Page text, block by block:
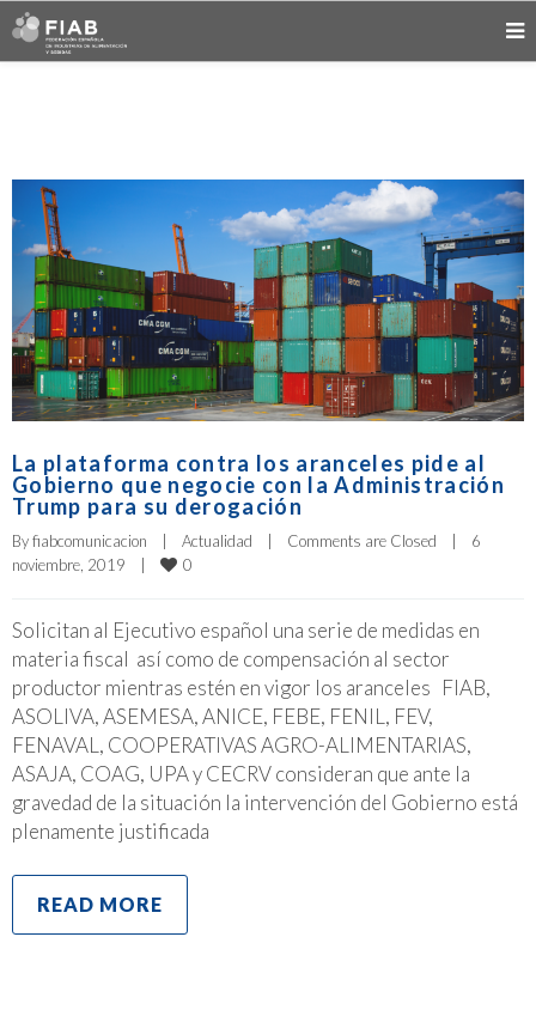
La plataforma contra los aranceles pide al
Gobierno que negocie con la Administración
Trump para su derogación
By fiabcomunicacion Actualidad Comments are Closed
6
noviembre, 2019
0
Solicitan al Ejecutivo español una serie de medidas en
materia fiscal así como de compensación al sector
productor mientras estén en vigor los aranceles FIAB,
ASOLIVA, ASEMESA, ANICE, FEBE, FENIL, FEV,
FENAVAL, COOPERATIVAS AGRO-ALIMENTARIAS,
ASAJA, COAG, UPA y CECRV consideran que ante la
gravedad de la situación la intervención del Gobierno está
plenamente justificada
READ MORE